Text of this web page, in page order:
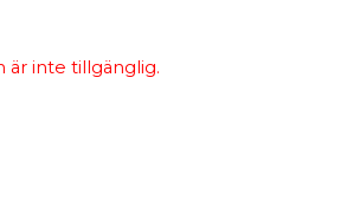
är inte tillgänglig.